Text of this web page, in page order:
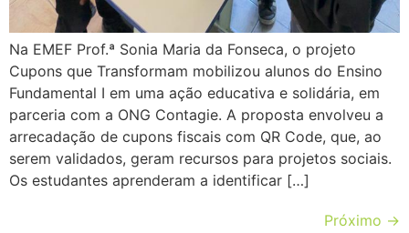
Na EMEF Prof.ª Sonia Maria da Fonseca, o projeto
Cupons que Transformam mobilizou alunos do Ensino
Fundamental I em uma ação educativa e solidária, em
parceria com a ONG Contagie. A proposta envolveu a
arrecadação de cupons fiscais com QR Code, que, ao
serem validados, geram recursos para projetos sociais.
Os estudantes aprenderam a identificar […]
Próximo →